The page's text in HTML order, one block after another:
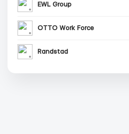
EWL Group
OTTO Work Force
Randstad